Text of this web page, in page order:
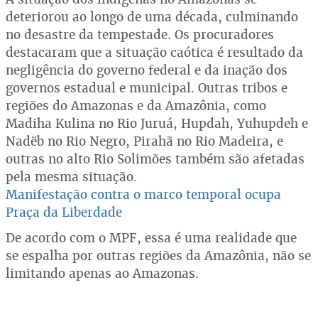
deteriorou ao longo de uma década, culminando
no desastre da tempestade. Os procuradores
destacaram que a situação caótica é resultado da
negligência do governo federal e da inação dos
governos estadual e municipal. Outras tribos e
regiões do Amazonas e da Amazônia, como
Madiha Kulina no Rio Juruá, Hupdah, Yuhupdeh e
Nadëb no Rio Negro, Pirahã no Rio Madeira, e
outras no alto Rio Solimões também são afetadas
pela mesma situação.
Manifestação contra o marco temporal ocupa
Praça da Liberdade
De acordo com o MPF, essa é uma realidade que
se espalha por outras regiões da Amazônia, não se
limitando apenas ao Amazonas.